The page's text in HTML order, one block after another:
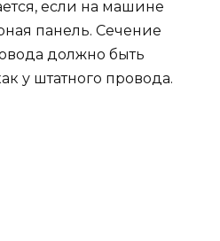
если на машине
панель. Сечение
должно быть
у штатного провода.